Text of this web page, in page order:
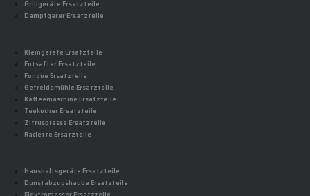
Grillgeräte Ersatzteile
Dampfgarer Ersatzteile
Kleingeräte Ersatzteile
Entsafter Ersatzteile
Fondue Ersatzteile
Getreidemühle Ersatzteile
Kaffeemaschine Ersatzteile
Teekocher Ersatzteile
Zitruspresse Ersatzteile
Raclette Ersatzteile
Haushaltsgeräte Ersatzteile
Dunstabzugshaube Ersatzteile